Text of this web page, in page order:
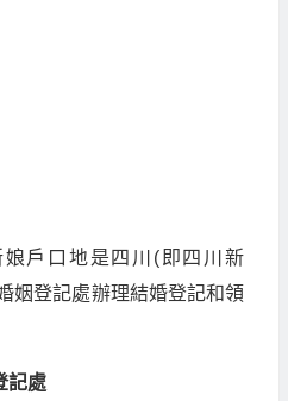
戶口地是四川(即四川新
姻登記處辦理結婚登記和領
記處